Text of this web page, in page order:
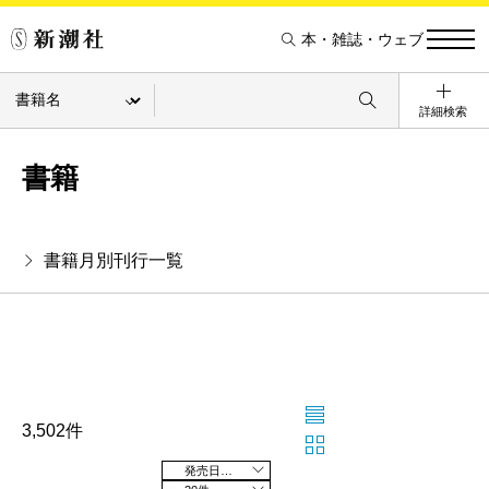
本・雑誌・ウェブ
詳細検索
書籍
書籍月別刊行一覧
3,502件